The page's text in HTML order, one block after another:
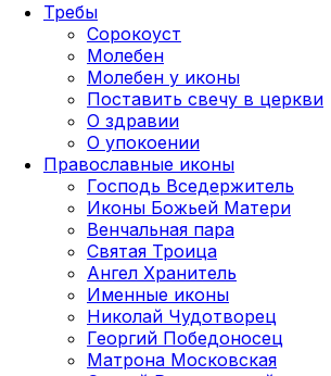
Требы
Сорокоуст
Молебен
Молебен у иконы
Поставить свечу в церкви
О здравии
О упокоении
Православные иконы
Господь Вседержитель
Иконы Божьей Матери
Венчальная пара
Святая Троица
Ангел Хранитель
Именные иконы
Николай Чудотворец
Георгий Победоносец
Матрона Московская